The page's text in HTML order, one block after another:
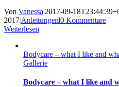
Von Vanessa|2017-09-
2017|Anleitungen|0 Kommentare
Weiterlesen
Bodycare – what I like and
Gallerie
Bodycare – what I like and